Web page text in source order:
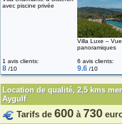
avec piscine privée
Villa Luxe –
panoramiques
1 avis clients:
8 /10
6 avis clients:
9.6 /10
Location de qualité, 2,5 kms
Aygulf
Tarifs de 600 à 730